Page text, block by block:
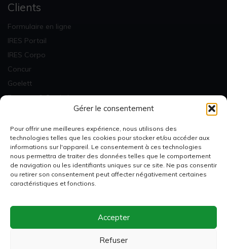
Gérer le consentement
Pour offrir une meilleures expérience, nous utilisons des
technologies telles que les cookies pour stocker et/ou accéder aux
informations sur l'appareil. Le consentement à ces technologies
nous permettra de traiter des données telles que le comportement
de navigation ou les identifiants uniques sur ce site. Ne pas consentir
ou retirer son consentement peut affecter négativement certaines
caractéristiques et fonctions.
Accepter
Refuser
Clients
Formulaire en ligne
IRES Portail
IRES Corpo
Concur
Goelett
Factures & Statistiques
Newsletter
Je m'inscris
Membre de